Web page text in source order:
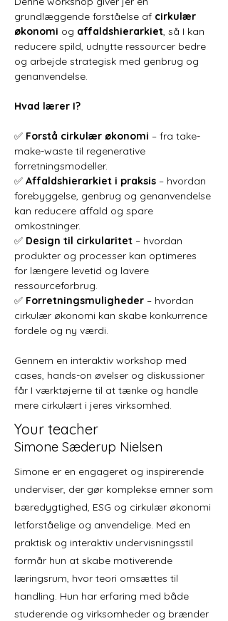
grundlæggende forståelse af cirkulær
økonomi og affaldshierarkiet, så I kan
reducere spild, udnytte ressourcer bedre
og arbejde strategisk med genbrug og
genanvendelse.
Hvad lærer I?
✅ Forstå cirkulær økonomi – fra take-
make-waste til regenerative
forretningsmodeller.
✅ Affaldshierarkiet i praksis – hvordan
forebyggelse, genbrug og genanvendelse
kan reducere affald og spare
omkostninger.
✅ Design til cirkularitet – hvordan
produkter og processer kan optimeres
for længere levetid og lavere
ressourceforbrug.
✅ Forretningsmuligheder – hvordan
cirkulær økonomi kan skabe konkurrence
fordele og ny værdi.
Gennem en interaktiv workshop med
cases, hands-on øvelser og diskussioner
får I værktøjerne til at tænke og handle
mere cirkulært i jeres virksomhed.
Your teacher
Simone Sæderup Nielsen
Simone er en engageret og inspirerende
underviser, der gør komplekse emner som
bæredygtighed, ESG og cirkulær økonomi
letforståelige og anvendelige. Med en
praktisk og interaktiv undervisningsstil
formår hun at skabe motiverende
læringsrum, hvor teori omsættes til
handling. Hun har erfaring med både
studerende og virksomheder og brænder